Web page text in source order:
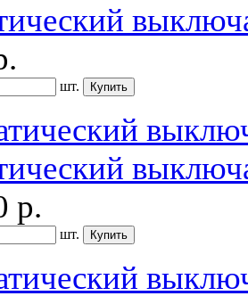
шт.
р.
шт.